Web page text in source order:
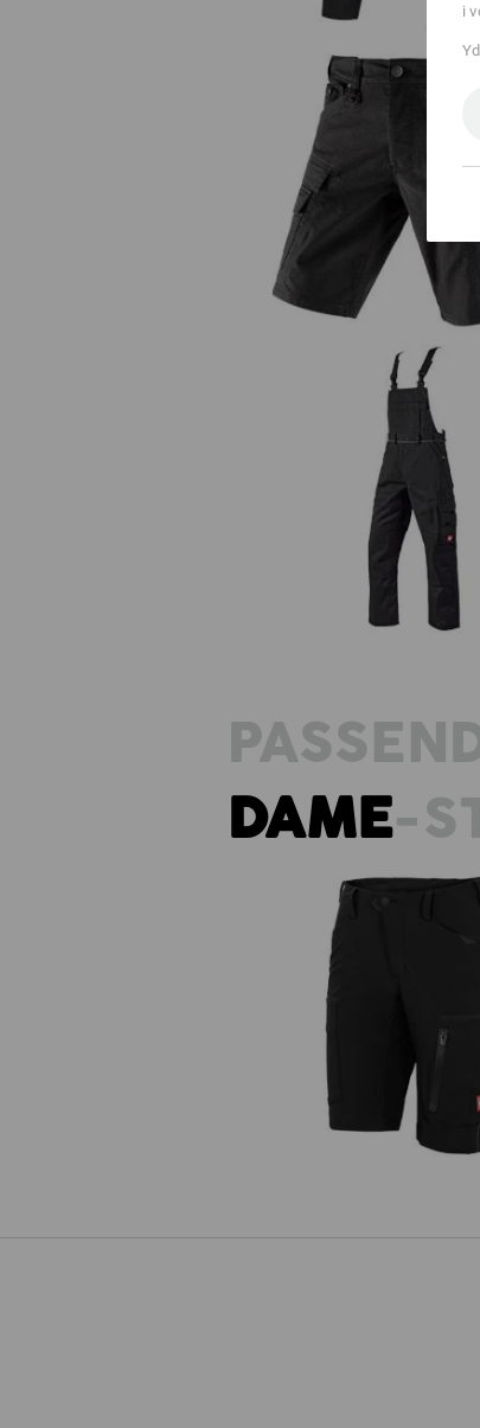
Cargoshorts
Overall e.s.classic
DAME-
Shorts e.s.vision stretch,
i